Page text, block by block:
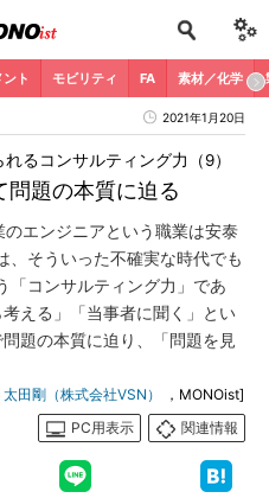
ト モビリティ FA 素材／化学
2021年1月20日
問題の本質に迫る
るコンサルティング力（9）
エンジニアという職業は安泰
、そういった不確実な時代でも
「コンサルティング力」であ
える」「当事者に聞く」とい
題の本質に迫り、「問題を見
太田剛（株式会社VSN）
，MONOist]
PC用表示
関連情報